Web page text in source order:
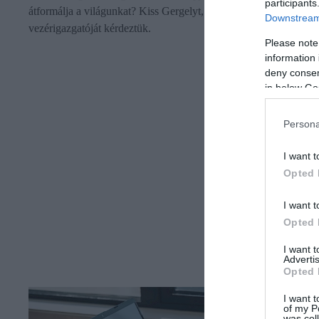
Please
information
deny
in below
I want
Opted
I want
Opted
I want
Opted
I want
of my
átformálja a világunkat? Kiss Gergelyt, az Attrecto
vezérigazgatóját kérdeztük.